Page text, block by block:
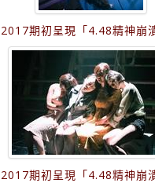
期初呈現「4.48精神崩潰
期初呈現「4.48精神崩潰